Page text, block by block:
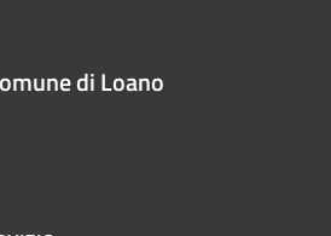
di Loano